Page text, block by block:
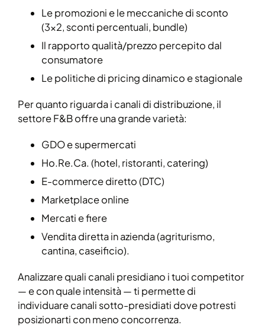
Le promozioni e le meccaniche di sconto
(3×2, sconti percentuali, bundle)
Il rapporto qualità/prezzo percepito dal
consumatore
Le politiche di pricing dinamico e stagionale
Per quanto riguarda i canali di distribuzione, il
settore F&B offre una grande varietà:
GDO e supermercati
Ho.Re.Ca. (hotel, ristoranti, catering)
E-commerce diretto (DTC)
Marketplace online
Mercati e fiere
Vendita diretta in azienda (agriturismo,
cantina, caseificio).
Analizzare quali canali presidiano i tuoi competitor
— e con quale intensità — ti permette di
individuare canali sotto-presidiati dove potresti
posizionarti con meno concorrenza.